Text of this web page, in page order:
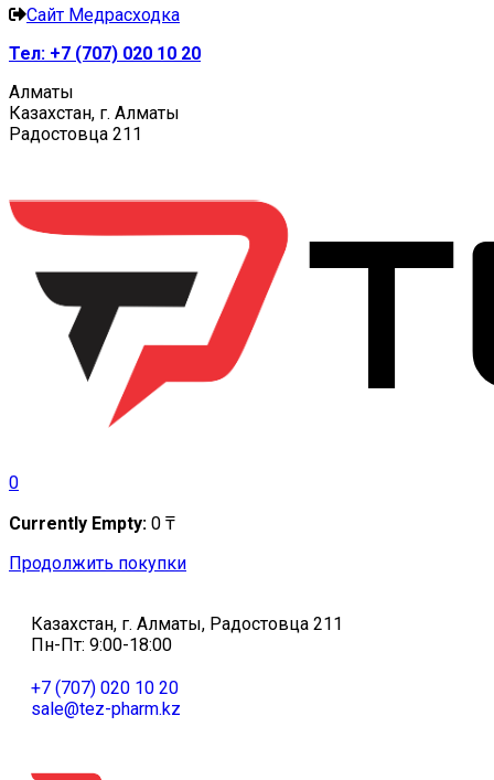
Сайт Медрасходка
Тел: +7 (707) 020 10 20
Алматы
Казахстан, г. Алматы
Радостовца 211
0
Currently Empty: 0 ₸
Продолжить покупки
Казахстан, г. Алматы, Радостовца 211
Пн-Пт: 9:00-18:00
+7 (707) 020 10 20
sale@tez-pharm.kz